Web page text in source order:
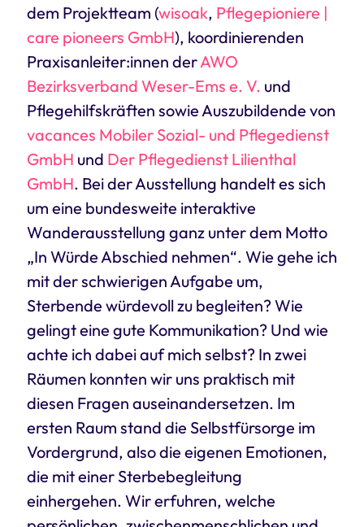
dem Projektteam (wisoak, Pflegepioniere |
care pioneers GmbH), koordinierenden
Praxisanleiter:innen derAWO
Bezirksverband Weser-Ems e. V. und
Pflegehilfskräften sowie Auszubildende von
vacances Mobiler Sozial- und Pflegedienst
GmbH und Der Pflegedienst Lilienthal
GmbH. Bei der Ausstellung handelt es sich
um eine bundesweite interaktive
Wanderausstellung ganz unter dem Motto
„In Würde Abschied nehmen“. Wie gehe ich
mit der schwierigen Aufgabe um,
Sterbende würdevoll zu begleiten? Wie
gelingt eine gute Kommunikation? Und wie
achte ich dabei auf mich selbst? In zwei
Räumen konnten wir uns praktisch mit
diesen Fragen auseinandersetzen. Im
ersten Raum stand die Selbstfürsorge im
Vordergrund, also die eigenen Emotionen,
die mit einer Sterbebegleitung
einhergehen. Wir erfuhren, welche